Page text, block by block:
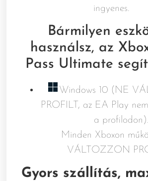
ingyenes.
Bármilyen
használsz, az
Pass Ultimate
Windows 10 (NE
PROFILT, az EA Play
a profilodon).
Minden Xboxon
VÁLTOZZON
Gyors szállítás,